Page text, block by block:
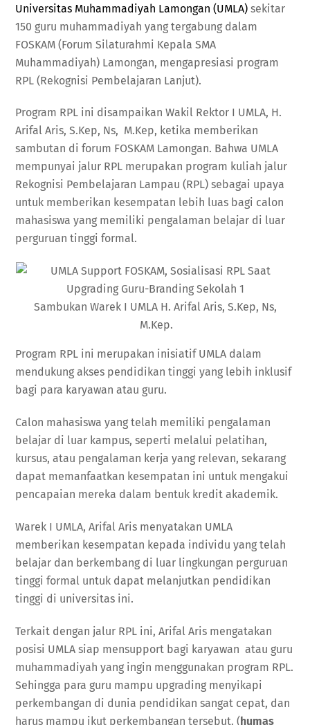
Universitas Muhammadiyah Lamongan (UMLA) sekitar
150 guru muhammadiyah yang tergabung dalam
FOSKAM (Forum Silaturahmi Kepala SMA
Muhammadiyah) Lamongan, mengapresiasi program
RPL (Rekognisi Pembelajaran Lanjut).
Program RPL ini disampaikan Wakil Rektor I UMLA, H.
Arifal Aris, S.Kep, Ns, M.Kep, ketika memberikan
sambutan di forum FOSKAM Lamongan. Bahwa UMLA
mempunyai jalur RPL merupakan program kuliah jalur
Rekognisi Pembelajaran Lampau (RPL) sebagai upaya
untuk memberikan kesempatan lebih luas bagi calon
mahasiswa yang memiliki pengalaman belajar di luar
perguruan tinggi formal.
Sambukan Warek I UMLA H. Arifal Aris, S.Kep, Ns,
M.Kep.
Program RPL ini merupakan inisiatif UMLA dalam
mendukung akses pendidikan tinggi yang lebih inklusif
bagi para karyawan atau guru.
Calon mahasiswa yang telah memiliki pengalaman
belajar di luar kampus, seperti melalui pelatihan,
kursus, atau pengalaman kerja yang relevan, sekarang
dapat memanfaatkan kesempatan ini untuk mengakui
pencapaian mereka dalam bentuk kredit akademik.
Warek I UMLA, Arifal Aris menyatakan UMLA
memberikan kesempatan kepada individu yang telah
belajar dan berkembang di luar lingkungan perguruan
tinggi formal untuk dapat melanjutkan pendidikan
tinggi di universitas ini.
Terkait dengan jalur RPL ini, Arifal Aris mengatakan
posisi UMLA siap mensupport bagi karyawan atau guru
muhammadiyah yang ingin menggunakan program RPL.
Sehingga para guru mampu upgrading menyikapi
perkembangan di dunia pendidikan sangat cepat, dan
harus mampu ikut perkembangan tersebut. (humas